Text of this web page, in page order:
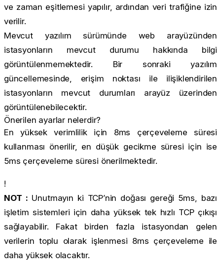
ve zaman eşitlemesi yapılır, ardından veri trafiğine izin
verilir.
Mevcut yazılım sürümünde web arayüzünden
istasyonların mevcut durumu hakkında bilgi
görüntülenmemektedir. Bir sonraki yazılım
güncellemesinde, erişim noktası ile ilişiklendirilen
istasyonların mevcut durumları arayüz üzerinden
görüntülenebilecektir.
Önerilen ayarlar nelerdir?
En yüksek verimlilik için 8ms çerçeveleme süresi
kullanması önerilir, en düşük gecikme süresi için ise
5ms çerçeveleme süresi önerilmektedir.
!
NOT : Unutmayın ki TCP’nin doğası gereği 5ms, bazı
işletim sistemleri için daha yüksek tek hızlı TCP çıkışı
sağlayabilir. Fakat birden fazla istasyondan gelen
verilerin toplu olarak işlenmesi 8ms çerçeveleme ile
daha yüksek olacaktır.